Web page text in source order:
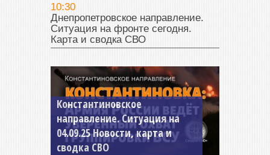
10:30
Днепропетровское направление.
Ситуация на фронте сегодня.
Карта и сводка СВО
Константиновское
направление. Ситуация на
04.09.25 Новости, карта и
сводка СВО